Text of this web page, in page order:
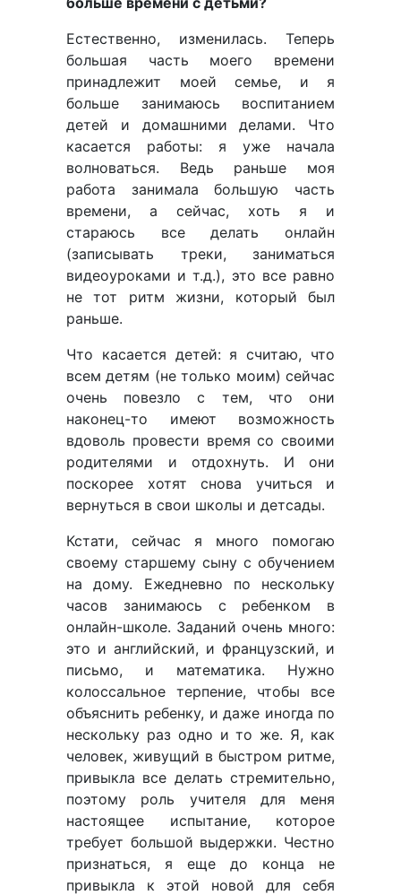
Естественно, изменилась. Теперь
большая часть моего времени
принадлежит моей семье, и я
больше занимаюсь воспитанием
детей и домашними делами. Что
касается работы: я уже начала
волноваться. Ведь раньше моя
работа занимала большую часть
времени, а сейчас, хоть я и
стараюсь все делать онлайн
(записывать треки, заниматься
видеоуроками и т.д.), это все равно
не тот ритм жизни, который был
раньше.
Что касается детей: я считаю, что
всем детям (не только моим) сейчас
очень повезло с тем, что они
наконец-то имеют возможность
вдоволь провести время со своими
родителями и отдохнуть. И они
поскорее хотят снова учиться и
вернуться в свои школы и детсады.
Кстати, сейчас я много помогаю
своему старшему сыну с обучением
на дому. Ежедневно по нескольку
часов занимаюсь с ребенком в
онлайн-школе. Заданий очень много:
это и английский, и французский, и
письмо, и математика. Нужно
колоссальное терпение, чтобы все
объяснить ребенку, и даже иногда по
нескольку раз одно и то же. Я, как
человек, живущий в быстром ритме,
привыкла все делать стремительно,
поэтому роль учителя для меня
настоящее испытание, которое
требует большой выдержки. Честно
признаться, я еще до конца не
привыкла к этой новой для себя